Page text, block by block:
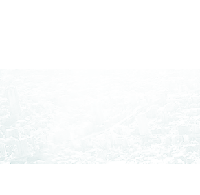
マーケティングソリューション事業
公共ソリューション事業
ガバナンス：Governance